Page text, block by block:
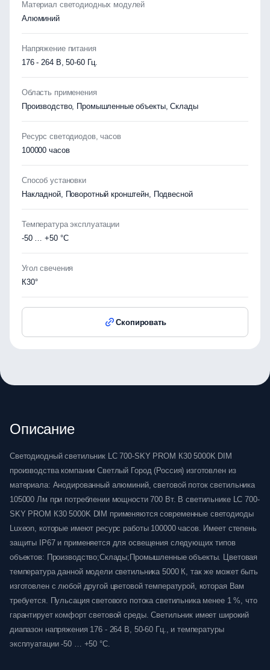
Материал светодиодных модулей
Алюминий
Напряжение питания
176 - 264 В, 50-60 Гц.
Область применения
Производство, Промышленные объекты, Склады
Ресурс светодиодов, часов
100000 часов
Способ установки
Накладной, Поворотный кронштейн, Подвесной
Температура эксплуатации
-50 … +50 °C
Угол свечения
К30°
Скопировать
Описание
Светодиодный светильник LC 700-SKY PROM К30 5000K DIM
производства компании Светлый Город (Россия) изготовлен из
материала: Анодированный алюминий, световой поток светильника
105000 Лм при потреблении мощности 700 Вт. В светильнике LC 700-
SKY PROM К30 5000K DIM применяются современные светодиоды
Luxeon, которые имеют ресурс работы 100000 часов. Имеет степень
защиты IP67 и применяется для освещения следующих типов
объектов: Производство;Склады;Промышленные объекты. Цветовая
температура данной модели светильника 5000 К, так же может быть
изготовлен с любой другой цветовой температурой, которая Вам
требуется. Пульсация светового потока светильника менее 1 %, что
гарантирует комфорт световой среды. Светильник имеет широкий
диапазон напряжения 176 - 264 В, 50-60 Гц., и температуры
эксплуатации -50 … +50 °C.